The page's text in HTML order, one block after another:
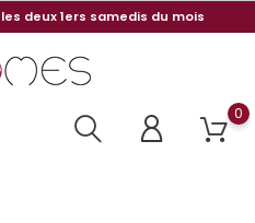
deux 1ers samedis du mois
0